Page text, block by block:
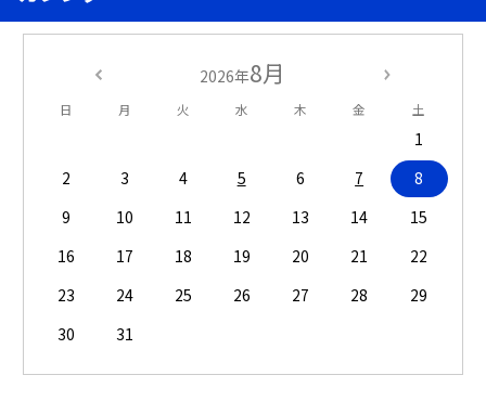
2026年8月
日 月 火 水 木 金 土
1
2
3 4 5 6 7
8
9
10 11 12 13 14
15
16
17 18 19 20 21
22
23
24 25 26 27 28
29
30
31